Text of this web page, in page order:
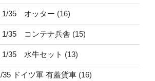
35 オッター (16)
35 コンテナ兵舎 (15)
35 水牛セット (13)
ドイツ軍 有蓋貨車 (16)